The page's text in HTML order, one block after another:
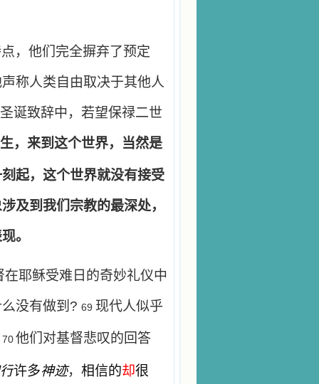
，他们完全摒弃了预定
称人类自由取决于其他人
诞致辞中，若望保禄二世
，来到这个世界，当然是
起，这个世界就没有接受
及到我们宗教的最深处，
。
耶稣受难日的奇妙礼仪中
没有做到 ? 69 现代人似乎
70他们对基督悲叹的回答
许多神迹， 相信的却很